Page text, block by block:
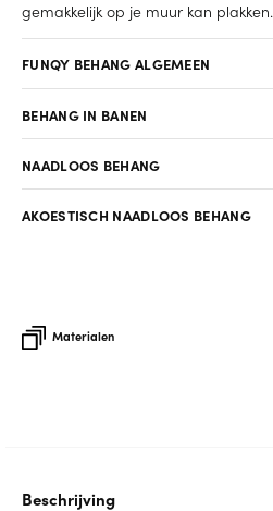
gemakkelijk op je muur kan plakken.
FUNQY BEHANG ALGEMEEN
BEHANG IN BANEN
NAADLOOS BEHANG
AKOESTISCH NAADLOOS BEHANG
Materialen
Beschrijving